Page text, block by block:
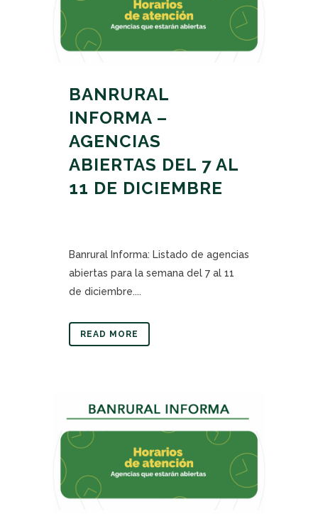
BANRURAL
INFORMA –
AGENCIAS
ABIERTAS DEL 7 AL
11 DE DICIEMBRE
Banrural Informa: Listado de agencias
abiertas para la semana del 7 al 11
de diciembre....
READ MORE